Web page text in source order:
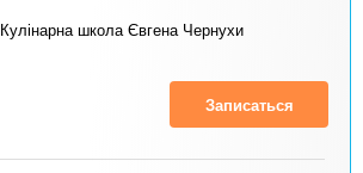
Кулінарна школа Євгена Чернухи
Записаться